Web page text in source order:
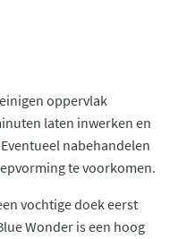
oppervlak
laten inwerken en
nabehandelen
te voorkomen.
vochtige doek eerst
Wonder is een hoog